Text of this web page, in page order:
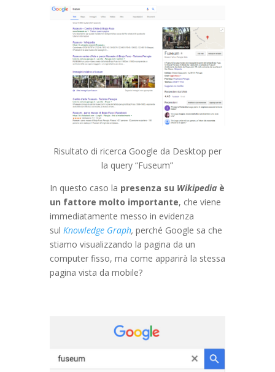
Risultato di ricerca Google da Desktop per
la query “Fuseum”
In questo caso la presenza su Wikipediaè
un fattore molto importante, che viene
immediatamente messo in evidenza
sul Knowledge Graph, perché Google sa che
stiamo visualizzando la pagina da un
computer fisso, ma come apparirà la stessa
pagina vista da mobile?